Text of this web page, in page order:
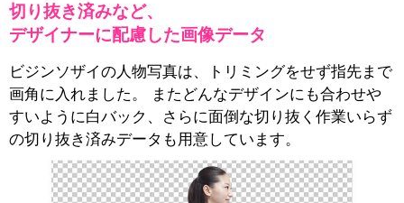
切り抜き済みなど、
デザイナーに配慮した画像データ
ビジンソザイの人物写真は、トリミングをせず指先まで
画角に入れました。 またどんなデザインにも合わせや
すいように白バック、さらに面倒な切り抜く作業いらず
の切り抜き済みデータも用意しています。